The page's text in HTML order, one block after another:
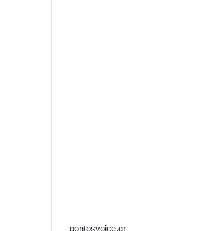
pontosvoice.gr